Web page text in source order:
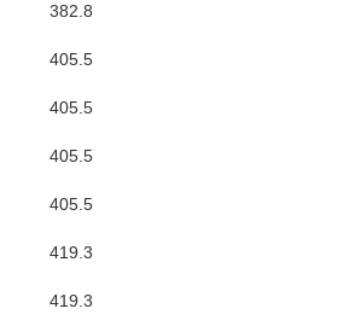
382.8
405.5
405.5
405.5
405.5
419.3
419.3